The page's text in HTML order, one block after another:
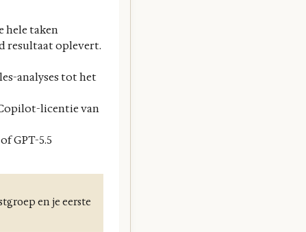
hele taken
resultaat oplevert.
analyses tot het
licentie van
GPT-5.5
en je eerste